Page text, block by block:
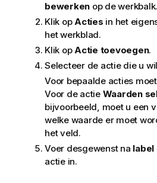
bewerken op de werkbalk.
Klik opActies in het
het werkblad.
Klik opActie toevoegen.
Selecteer de actie die u
Voor bepaalde acties
Voor de actie Waarden
bijvoorbeeld, moet u een
welke waarde er moet
het veld.
Voer desgewenst na label
actie in.